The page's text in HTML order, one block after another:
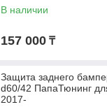
В наличии
157 000 ₸
Защита заднего
d60/42 ПапаТюнинг
2017-